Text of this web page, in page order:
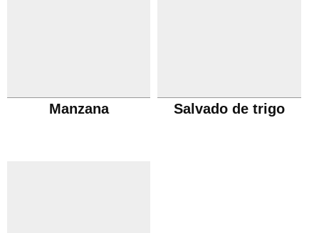
Manzana Salvado de trigo